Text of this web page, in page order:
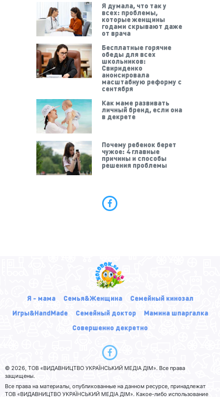
Я думала, что так у
всех: проблемы,
которые женщины
годами скрывают даже
от врача
Бесплатные горячие
обеды для всех
школьников:
Свириденко
анонсировала
масштабную реформу с
сентября
Как маме развивать
личный бренд, если она
в декрете
Почему ребенок берет
чужое: 4 главные
причины и способы
решения проблемы
Я - мама Семья&Женщина
Семейный кинозал
Игры&HandMade
Семейный доктор
Мамина шпаргалка
Совершенно декретно
© 2026, ТОВ «ВИДАВНИЦТВО УКРАЇНСЬКИЙ МЕДІА ДІМ». Все права
защищены.
Все права на материалы, опубликованные на данном ресурсе, принадлежат
ТОВ «ВИДАВНИЦТВО УКРАЇНСЬКИЙ МЕДІА ДІМ». Какое-либо использование